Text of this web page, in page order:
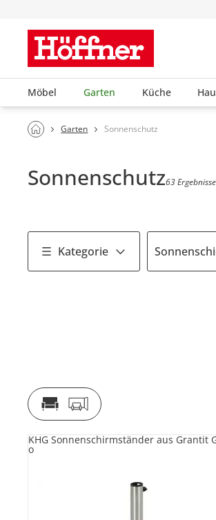
Möbel Garten Küche
Garten Sonnenschutz
Sonnenschutz63 Ergebnisse
Kategorie
KHG Sonnenschirmständer aus Grantit
o